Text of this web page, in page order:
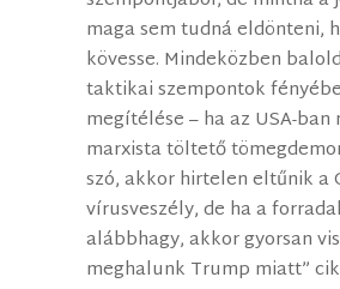
maga sem tudná eldönteni,
kövesse. Mindeközben
taktikai szempontok
megítélése – ha az USA-
marxista töltető
szó, akkor hirtelen eltűnik a
vírusveszély, de ha a
alábbhagy, akkor gyorsan
meghalunk Trump miatt”